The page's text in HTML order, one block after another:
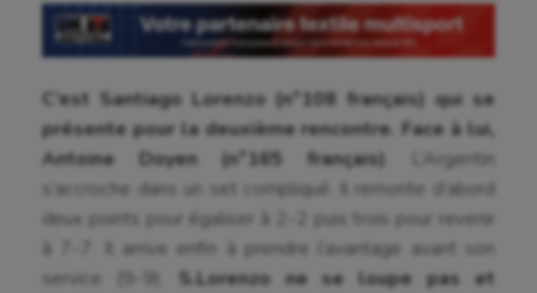
Aéronautique
Athlétisme
C’est Santiago Lorenzo (n°108 français) qui se
présente pour la deuxième rencontre. Face à lui,
Antoine Doyen (n°165 français) . L’Argentin
s’accroche dans un set compliqué. Il remonte d’abord
deux points pour égaliser à 2-2 puis trois pour revenir
à 7-7. Il arrive enfin à prendre l’avantage avant son
service (9-9). S.Lorenzo ne se loupe pas et